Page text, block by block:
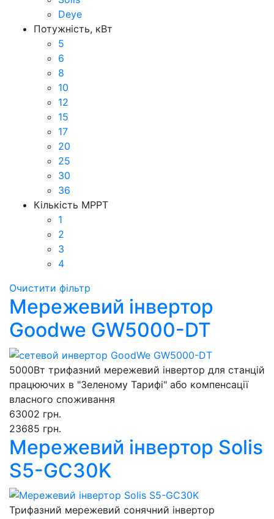
Deye
Потужність, кВт
5
6
8
10
12
15
17
20
25
30
36
Кількість MPPT
1
2
3
4
Очистити фільтр
Мережевий інвертор
Goodwe GW5000-DT
5000Вт трифазний мережевий інвертор для станцій
працюючих в "Зеленому Тарифі" або компенсації
власного споживання
63002 грн.
23685 грн.
Мережевий інвертор Solis
S5-GC30K
Трифазний мережевий сонячний інвертор